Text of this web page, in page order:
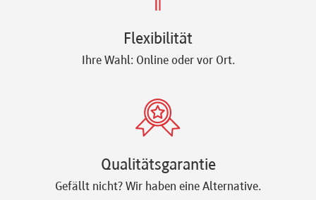
Flexibilität
Ihre Wahl: Online oder vor Ort.
Qualitätsgarantie
Gefällt nicht? Wir haben eine Alternative.